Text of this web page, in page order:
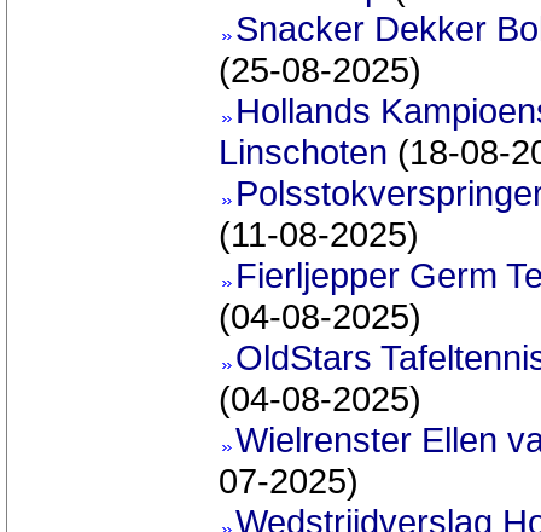
Snacker Dekker
(25-08-2025)
Hollands
Linschoten (18-08-
(11-08-2025)
Fierljepper Germ
(04-08-2025)
OldStars
(04-08-2025)
Wielrenster Ellen
07-2025)
Wedstrijdverslag